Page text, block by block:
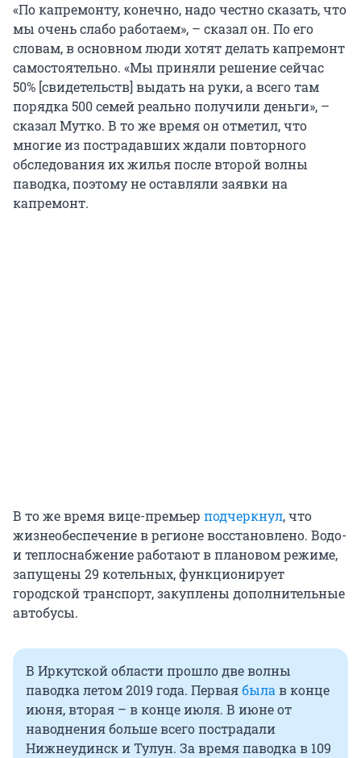
«По капремонту, конечно, надо честно сказать, что
мы очень слабо работаем», – сказал он. По его
словам, в основном люди хотят делать капремонт
самостоятельно. «Мы приняли решение сейчас
50% [свидетельств] выдать на руки, а всего там
порядка 500 семей реально получили деньги», –
сказал Мутко. В то же время он отметил, что
многие из пострадавших ждали повторного
обследования их жилья после второй волны
паводка, поэтому не оставляли заявки на
капремонт.
В то же время вице-премьер подчеркнул, что
жизнеобеспечение в регионе восстановлено. Водо-
и теплоснабжение работают в плановом режиме,
запущены 29 котельных, функционирует
городской транспорт, закуплены дополнительные
автобусы.
В Иркутской области прошло две волны
паводка летом 2019 года. Перваябыла в конце
июня, вторая – в конце июля. В июне от
наводнения больше всего пострадали
Нижнеудинск и Тулун. За время паводка в 109